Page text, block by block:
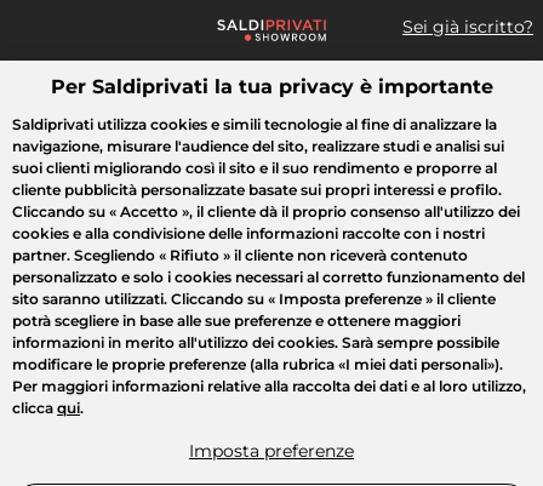
Sei già iscritto?
Cosa cerchi?
Tutte le vendite Moda Casa Bellezza Elettrodomestici
Per Saldiprivati la tua privacy è importante
Saldiprivati utilizza cookies e simili tecnologie al fine di analizzare la
navigazione, misurare l'audience del sito, realizzare studi e analisi sui
suoi clienti migliorando così il sito e il suo rendimento e proporre al
cliente pubblicità personalizzate basate sui propri interessi e profilo.
Cliccando su « Accetto », il cliente dà il proprio consenso all'utilizzo dei
cookies e alla condivisione delle informazioni raccolte con i nostri
partner. Scegliendo « Rifiuto » il cliente non riceverà contenuto
personalizzato e solo i cookies necessari al corretto funzionamento del
sito saranno utilizzati. Cliccando su « Imposta preferenze » il cliente
potrà scegliere in base alle sue preferenze e ottenere maggiori
informazioni in merito all'utilizzo dei cookies. Sarà sempre possibile
modificare le proprie preferenze (alla rubrica «I miei dati personali»).
Per maggiori informazioni relative alla raccolta dei dati e al loro utilizzo,
clicca qui.
Imposta preferenze